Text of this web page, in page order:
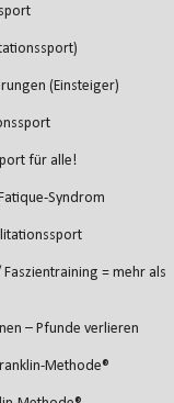
(Einsteiger)
für alle!
Syndrom
= mehr als
– Pfunde verlieren
Methode®